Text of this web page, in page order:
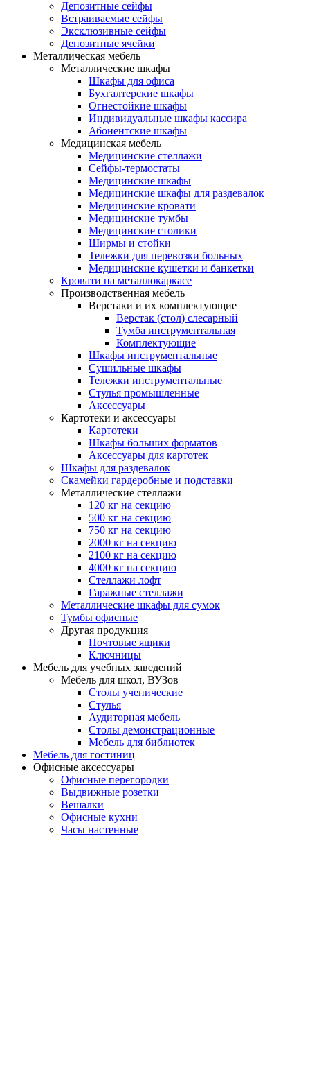
Депозитные сейфы
Встраиваемые сейфы
Эксклюзивные сейфы
Депозитные ячейки
Металлическая мебель
Металлические шкафы
Шкафы для офиса
Бухгалтерские шкафы
Огнестойкие шкафы
Индивидуальные шкафы кассира
Абонентские шкафы
Медицинская мебель
Медицинские стеллажи
Сейфы-термостаты
Медицинские шкафы
Медицинские шкафы для раздевалок
Медицинские кровати
Медицинские тумбы
Медицинские столики
Ширмы и стойки
Тележки для перевозки больных
Медицинские кушетки и банкетки
Кровати на металлокаркасе
Производственная мебель
Верстаки и их комплектующие
Верстак (стол) слесарный
Тумба инструментальная
Комплектующие
Шкафы инструментальные
Сушильные шкафы
Тележки инструментальные
Стулья промышленные
Аксессуары
Картотеки и аксессуары
Картотеки
Шкафы больших форматов
Аксессуары для картотек
Шкафы для раздевалок
Скамейки гардеробные и подставки
Металлические стеллажи
120 кг на секцию
500 кг на секцию
750 кг на секцию
2000 кг на секцию
2100 кг на секцию
4000 кг на секцию
Стеллажи лофт
Гаражные стеллажи
Металлические шкафы для сумок
Тумбы офисные
Другая продукция
Почтовые ящики
Ключницы
Мебель для учебных заведений
Мебель для школ, ВУЗов
Столы ученические
Стулья
Аудиторная мебель
Столы демонстрационные
Мебель для библиотек
Мебель для гостиниц
Офисные аксессуары
Офисные перегородки
Выдвижные розетки
Вешалки
Офисные кухни
Часы настенные